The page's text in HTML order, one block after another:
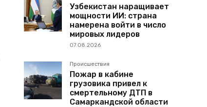
Узбекистан наращивает
мощности ИИ: страна
намерена войти в число
мировых лидеров
07.08.2026
Происшествия
Пожар в кабине
грузовика привел к
смертельному ДТП в
Самаркандской области